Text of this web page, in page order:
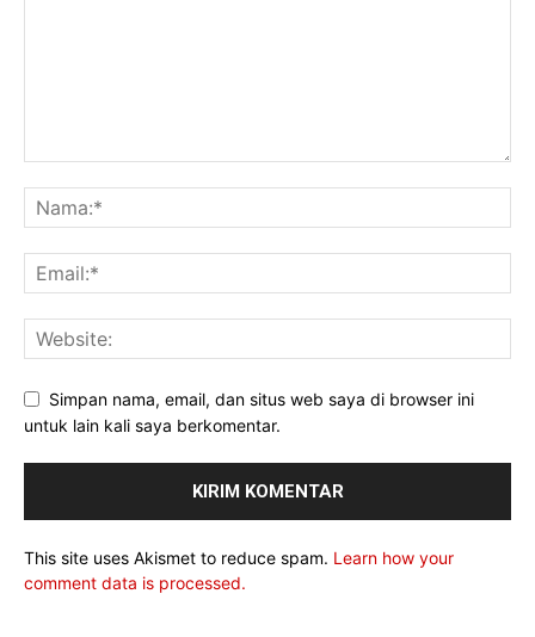
Simpan nama, email, dan situs web saya di browser ini
untuk lain kali saya berkomentar.
This site uses Akismet to reduce spam. Learn how your
comment data is processed.